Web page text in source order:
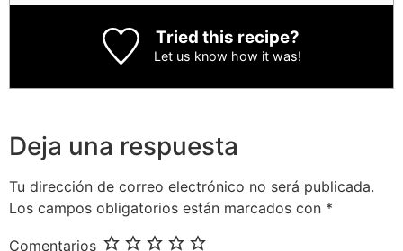
Tried this recipe?
Let us know how it was!
Deja una respuesta
Tu dirección de correo electrónico no será publicada.
Los campos obligatorios están marcados con *
Comentarios